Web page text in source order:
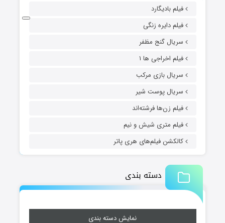
فیلم بادیگارد
فیلم دایره زنگی
سریال گنج مظفر
فیلم اخراجی ها ۱
سریال بازی مرکب
سریال پوست شیر
فیلم زن‌ها فرشته‌اند
فیلم متری شیش و نیم
کالکشن فیلم‌های هری پاتر
دسته بندی
نمایش دسته بندی